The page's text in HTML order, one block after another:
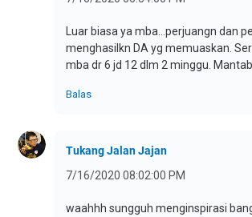
Luar biasa ya mba...perjuangn dan
menghasilkn DA yg memuaskan.
mba dr 6 jd 12 dlm 2 minggu.
Balas
Tukang Jalan Jajan
7/16/2020 08:02:00 PM
waahhh sungguh menginspirasi